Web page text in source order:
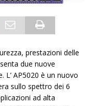
prestazioni delle
due nuove
L’ AP5020 è un nuovo
sullo spettro dei 6
ad alta